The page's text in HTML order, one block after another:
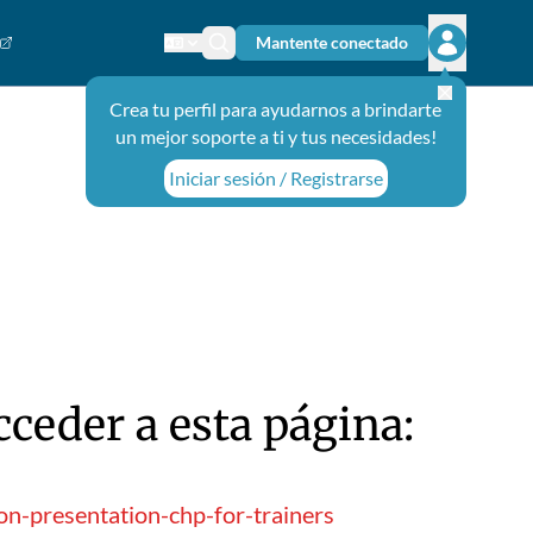
Cambiar el idioma
Ícono de búsqueda
Mantente conectado
Abrir el
Crea tu perfil para ayudarnos a brindarte
un mejor soporte a ti y tus necesidades!
Iniciar sesión / Registrarse
a esta página:
presentation-chp-for-trainers